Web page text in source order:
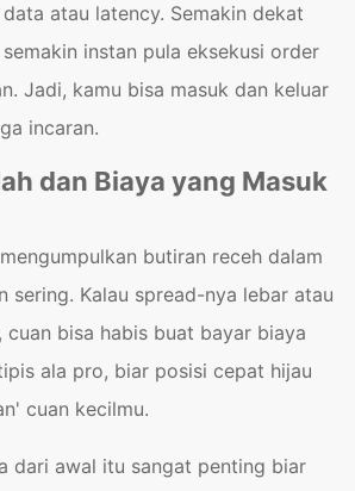
atau latency. Semakin dekat
instan pula eksekusi order
Jadi, kamu bisa masuk dan keluar
incaran.
dan Biaya yang Masuk
butiran receh dalam
sering. Kalau spread-nya lebar atau
bisa habis buat bayar biaya
ala pro, biar posisi cepat hijau
cuan kecilmu.
dari awal itu sangat penting biar